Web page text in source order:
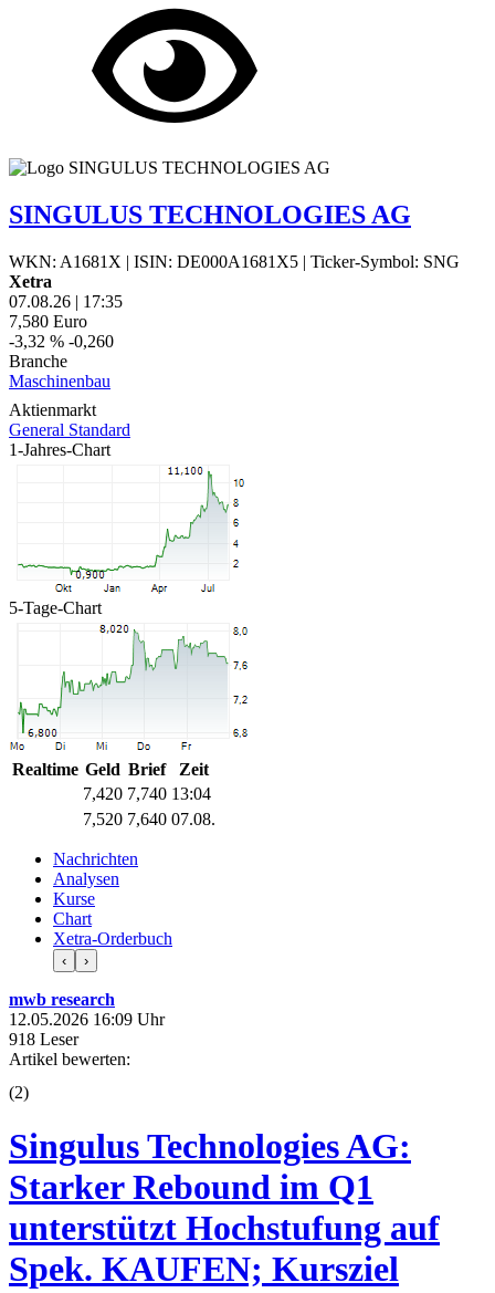
SINGULUS TECHNOLOGIES AG
WKN: A1681X | ISIN: DE000A1681X5 | Ticker-Symbol: SNG
Xetra
07.08.26 | 17:35
7,580 Euro
-3,32 % -0,260
Branche
Maschinenbau
Aktienmarkt
General Standard
1-Jahres-Chart
5-Tage-Chart
Realtime Geld Brief
Zeit
7,420 7,740 13:04
7,520 7,640 07.08.
Nachrichten
Analysen
Kurse
Chart
Xetra-Orderbuch
‹ ›
mwb research
12.05.2026 16:09 Uhr
918 Leser
Artikel bewerten:
(2)
Singulus Technologies AG:
Starker Rebound im Q1
unterstützt Hochstufung auf
Spek. KAUFEN; Kursziel